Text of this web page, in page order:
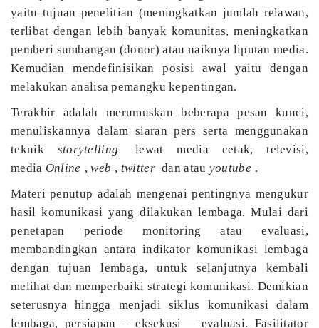
yaitu tujuan penelitian (meningkatkan jumlah relawan,
terlibat dengan lebih banyak komunitas, meningkatkan
pemberi sumbangan (donor) atau naiknya liputan media.
Kemudian mendefinisikan posisi awal yaitu dengan
melakukan analisa pemangku kepentingan.
Terakhir adalah merumuskan beberapa pesan kunci,
menuliskannya dalam siaran pers serta menggunakan
teknik storytelling
lewat media cetak, televisi,
media Online ,web , twitter dan atau youtube .
Materi penutup adalah mengenai pentingnya mengukur
hasil komunikasi yang dilakukan lembaga. Mulai dari
penetapan periode monitoring atau evaluasi,
membandingkan antara indikator komunikasi lembaga
dengan tujuan lembaga, untuk selanjutnya kembali
melihat dan memperbaiki strategi komunikasi. Demikian
seterusnya hingga menjadi siklus komunikasi dalam
lembaga, persiapan – eksekusi – evaluasi. Fasilitator